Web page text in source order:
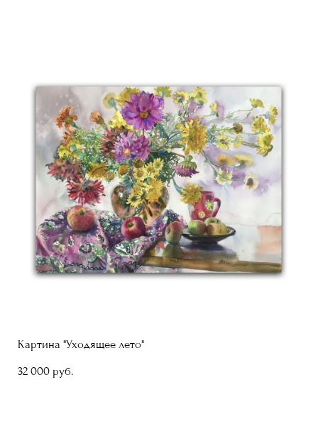
Картина "Уходящее лето"
32 000 pуб.